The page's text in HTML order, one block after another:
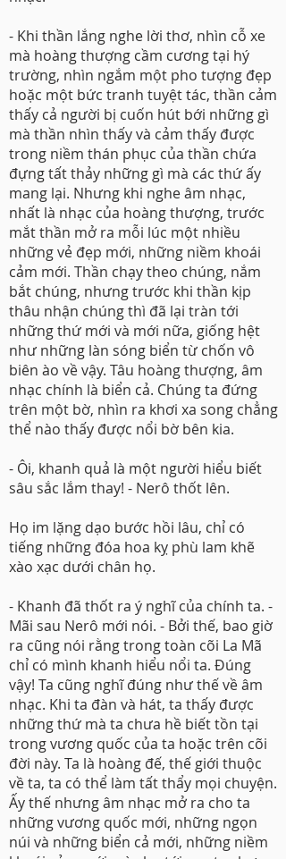
- Khi thần lắng nghe lời thơ, nhìn cỗ xe
mà hoàng thượng cầm cương tại hý
trường, nhìn ngắm một pho tượng đẹp
hoặc một bức tranh tuyệt tác, thần cảm
thấy cả người bị cuốn hút bới những gì
mà thần nhìn thấy và cảm thấy được
trong niềm thán phục của thần chứa
đựng tất thảy những gì mà các thứ ấy
mang lại. Nhưng khi nghe âm nhạc,
nhất là nhạc của hoàng thượng, trước
mắt thần mở ra mỗi lúc một nhiều
những vẻ đẹp mới, những niềm khoái
cảm mới. Thần chạy theo chúng, nắm
bắt chúng, nhưng trước khi thần kịp
thâu nhận chúng thì đã lại tràn tới
những thứ mới và mới nữa, giống hệt
như những làn sóng biển từ chốn vô
biên ào về vậy. Tâu hoàng thượng, âm
nhạc chính là biển cả. Chúng ta đứng
trên một bờ, nhìn ra khơi xa song chẳng
thể nào thấy được nổi bờ bên kia.
- Ôi, khanh quả là một người hiểu biết
sâu sắc lắm thay! - Nerô thốt lên.
Họ im lặng dạo bước hồi lâu, chỉ có
tiếng những đóa hoa kỵ phù lam khẽ
xào xạc dưới chân họ.
- Khanh đã thốt ra ý nghĩ của chính ta. -
Mãi sau Nerô mới nói. - Bởi thế, bao giờ
ra cũng nói rằng trong toàn cõi La Mã
chỉ có mình khanh hiểu nổi ta. Đúng
vậy! Ta cũng nghĩ đúng như thế về âm
nhạc. Khi ta đàn và hát, ta thấy được
những thứ mà ta chưa hề biết tồn tại
trong vương quốc của ta hoặc trên cõi
đời này. Ta là hoàng đế, thế giới thuộc
về ta, ta có thể làm tất thẩy mọi chuyện.
Ấy thế nhưng âm nhạc mở ra cho ta
những vương quốc mới, những ngọn
núi và những biển cả mới, những niềm